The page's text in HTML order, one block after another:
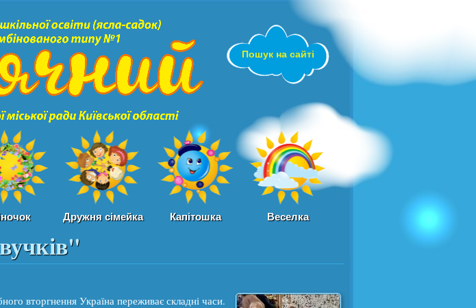
sadochok.in.ua
Пошук на сайті
Дружня сімейка Капітошка Веселка
вторгнення Україна переживає складні часи.